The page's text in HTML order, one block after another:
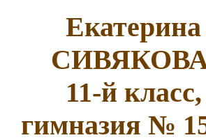
Екатерина
11-й класс,
гимназия №